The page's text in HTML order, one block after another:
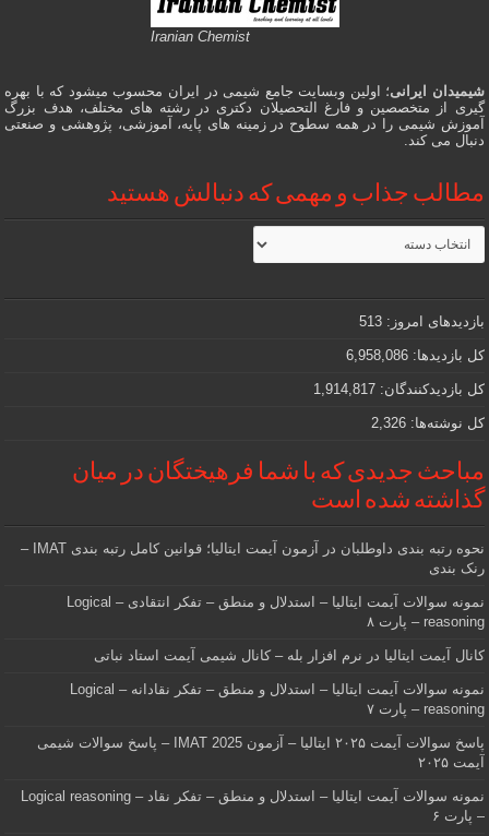
Iranian Chemist
شیمیدان ایرانی؛ اولین وبسایت جامع شیمی در ایران محسوب میشود که با بهره
گیری از متخصصین و فارغ التحصیلان دکتری در رشته های مختلف، هدف بزرگ
آموزش شیمی را در همه سطوح در زمینه های پایه، آموزشی، پژوهشی و صنعتی
دنبال می کند.
مطالب جذاب و مهمی که دنبالش هستید
مطالب
جذاب
و
که
دنبالش
هستید
بازدیدهای امروز:513
کل بازدیدها:6,958,086
کل بازدیدکنند‌گان:1,914,817
کل نوشته‌ها:2,326
مباحث جدیدی که با شما فرهیختگان در میان
گذاشته شده است
نحوه رتبه بندی داوطلبان در آزمون آیمت ایتالیا؛ قوانین کامل رتبه بندی IMAT –
رنک بندی
نمونه سوالات آیمت ایتالیا – استدلال و منطق – تفکر انتقادی – Logical
reasoning – پارت ۸
کانال آیمت ایتالیا در نرم افزار بله – کانال شیمی آیمت استاد نباتی
نمونه سوالات آیمت ایتالیا – استدلال و منطق – تفکر نقادانه – Logical
reasoning – پارت ۷
پاسخ سوالات آیمت ۲۰۲۵ ایتالیا – آزمون IMAT 2025 – پاسخ سوالات شیمی
آیمت ۲۰۲۵
نمونه سوالات آیمت ایتالیا – استدلال و منطق – تفکر نقاد – Logical reasoning
– پارت ۶